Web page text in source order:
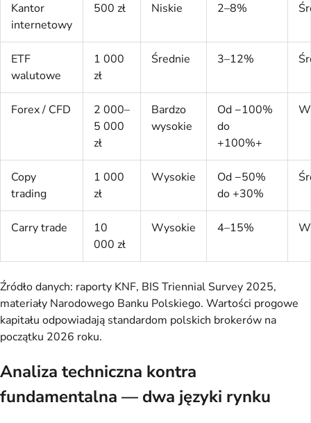
Kantor
internetowy
500 zł Niskie 2–8%
ETF
walutowe
1 000
zł
Średnie 3–12%
Forex / CFD
2 000–
5 000
zł
Bardzo
wysokie
Od −100%
do
+100%+
Copy
trading
1 000
zł
Wysokie
Od −50%
do +30%
Carry trade
10
000 zł
Wysokie 4–15%
Źródło danych: raporty KNF, BIS Triennial Survey 2025,
materiały Narodowego Banku Polskiego. Wartości progowe
kapitału odpowiadają standardom polskich brokerów na
początku 2026 roku.
Analiza techniczna kontra
fundamentalna — dwa języki rynku